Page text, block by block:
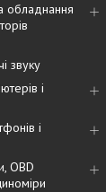
обладнання
звуку
і
і
OBD